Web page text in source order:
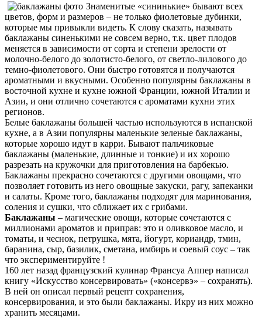
Знаменитые «сининькие» бывают всех
цветов, форм и размеров – не только фиолетовые дубинки,
которые мы привыкли видеть. К слову сказать, называть
баклажаны синенькими не совсем верно, т.к. цвет плодов
меняется в зависимости от сорта и степени зрелости от
молочно-белого до золотисто-белого, от светло-лилового до
темно-фиолетового. Они быстро готовятся и получаются
ароматными и вкусными. Особенно популярны баклажаны в
восточной кухне и кухне южной Франции, южной Италии и
Азии, и они отлично сочетаются с ароматами кухни этих
регионов.
Белые баклажаны большей частью используются в испанской
кухне, а в Азии популярны маленькие зеленые баклажаны,
которые хорошо идут в карри. Бывают пальчиковые
баклажаны (маленькие, длинные и тонкие) и их хорошо
разрезать на кружочки для приготовления на барбекью.
Баклажаны прекрасно сочетаются с другими овощами, что
позволяет готовить из него овощные закуски, рагу, запеканки
и салаты. Кроме того, баклажаны подходят для маринования,
соления и сушки, что сближает их с грибами.
Баклажаны – магические овощи, которые сочетаются с
миллионами ароматов и приправ: это и оливковое масло, и
томаты, и чеснок, петрушка, мята, йогурт, кориандр, тмин,
баранина, сыр, базилик, сметана, имбирь и соевый соус – так
что экспериментируйте !
160 лет назад французский кулинар Франсуа Аппер написал
книгу «Искусство консервировать» («консервэ» – сохранять).
В ней он описал первый рецепт сохранения,
консервирования, и это были баклажаны. Икру из них можно
хранить месяцами.